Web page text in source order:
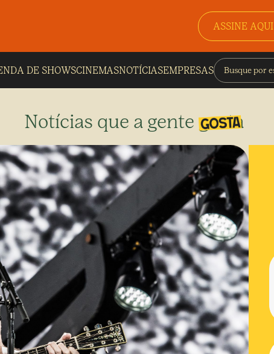
ASSINE AQUI
DE SHOWSCINEMASNOTÍCIASEMPRESAS
Notícias que a gente gosta